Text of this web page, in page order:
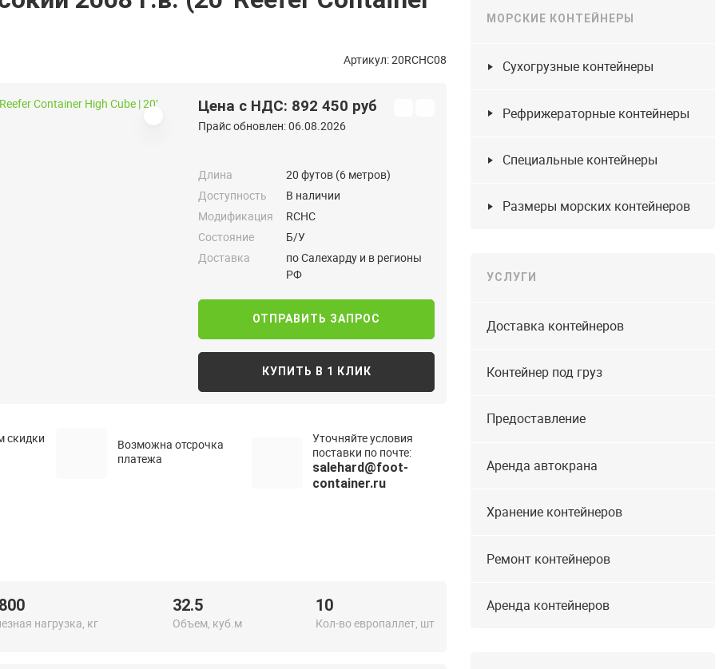
Артикул: 20RCHC08
Цена с НДС: 892 450 руб
Прайс обновлен: 06.08.2026
Длина
20 футов (6 метров)
Доступность
В наличии
Модификация
RCHC
Состояние
Б/У
Доставка
по Салехарду и в регионы
РФ
ОТПРАВИТЬ ЗАПРОС
КУПИТЬ В 1 КЛИК
скидки
Возможна отсрочка
платежа
Уточняйте условия
поставки по почте:
salehard@foot-
container.ru
нагрузка, кг
32.5
Объем, куб.м
10
Кол-во европаллет, шт
МОРСКИЕ КОНТЕЙНЕРЫ
Сухогрузные контейнеры
Рефрижераторные контейнеры
Специальные контейнеры
Размеры морских контейнеров
УСЛУГИ
Доставка контейнеров
Контейнер под груз
Предоставление
Аренда автокрана
Хранение контейнеров
Ремонт контейнеров
Аренда контейнеров